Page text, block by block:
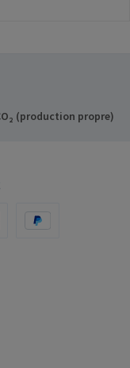
(production propre)